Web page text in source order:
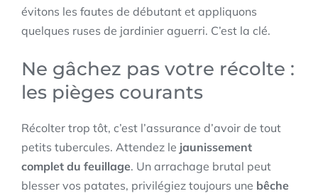
évitons les fautes de débutant et appliquons
quelques ruses de jardinier aguerri. C’est la clé.
Ne gâchez pas votre récolte :
les pièges courants
Récolter trop tôt, c’est l’assurance d’avoir de tout
petits tubercules. Attendez le jaunissement
complet du feuillage. Un arrachage brutal peut
blesser vos patates, privilégiez toujours une bêche